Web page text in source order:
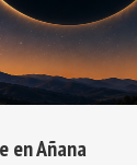
en Añana